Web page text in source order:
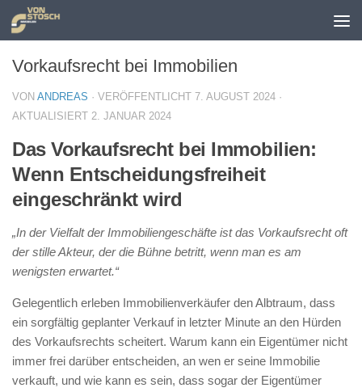
Zum Inhalt springen
Vorkaufsrecht bei Immobilien
VON ANDREAS · VERÖFFENTLICHT 7. AUGUST 2024 ·
AKTUALISIERT 2. JANUAR 2024
Das Vorkaufsrecht bei Immobilien:
Wenn Entscheidungsfreiheit
eingeschränkt wird
„In der Vielfalt der Immobiliengeschäfte ist das Vorkaufsrecht oft
der stille Akteur, der die Bühne betritt, wenn man es am
wenigsten erwartet.“
Gelegentlich erleben Immobilienverkäufer den Albtraum, dass
ein sorgfältig geplanter Verkauf in letzter Minute an den Hürden
des Vorkaufsrechts scheitert. Warum kann ein Eigentümer nicht
immer frei darüber entscheiden, an wen er seine Immobilie
verkauft, und wie kann es sein, dass sogar der Eigentümer